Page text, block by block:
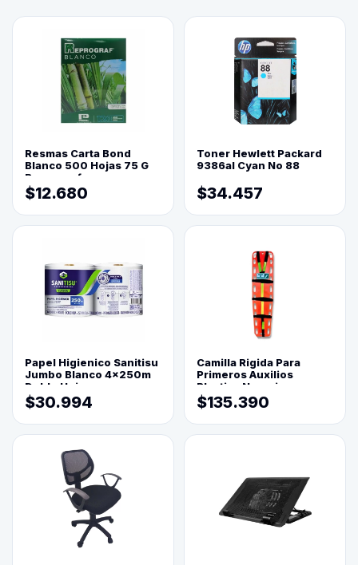
Resmas Carta Bond
Blanco 500 Hojas 75 G
Reprograf.
$12.680
Toner Hewlett Packard
9386al Cyan No 88
$34.457
Papel Higienico Sanitisu
Jumbo Blanco 4x250m
Doble Hoja
$30.994
Camilla Rigida Para
Primeros Auxilios
Plastica Naranja
$135.390